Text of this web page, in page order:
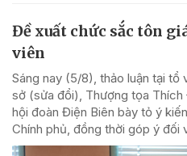
Đề xuất chức sắc tôn
viên
Sáng nay (5/8), thảo luận tại tổ
sở (sửa đổi), Thượng tọa
hội đoàn Điện Biên bày tỏ ý
Chính phủ, đồng thời góp ý đối